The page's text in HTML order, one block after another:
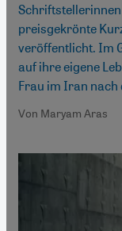
preisgekrönte
veröffentlicht. Im
auf ihre eigene
Frau im Iran
Von Maryam Aras